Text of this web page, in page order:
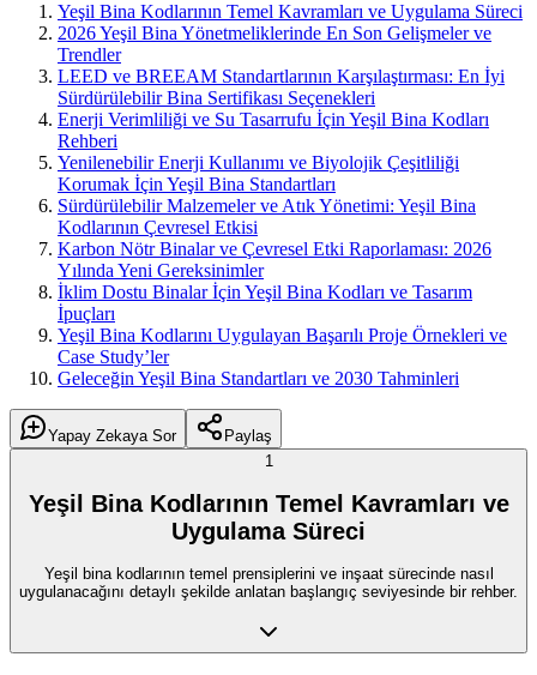
Yeşil Bina Kodlarının Temel Kavramları ve Uygulama Süreci
2026 Yeşil Bina Yönetmeliklerinde En Son Gelişmeler ve
Trendler
LEED ve BREEAM Standartlarının Karşılaştırması: En İyi
Sürdürülebilir Bina Sertifikası Seçenekleri
Enerji Verimliliği ve Su Tasarrufu İçin Yeşil Bina Kodları
Rehberi
Yenilenebilir Enerji Kullanımı ve Biyolojik Çeşitliliği
Korumak İçin Yeşil Bina Standartları
Sürdürülebilir Malzemeler ve Atık Yönetimi: Yeşil Bina
Kodlarının Çevresel Etkisi
Karbon Nötr Binalar ve Çevresel Etki Raporlaması: 2026
Yılında Yeni Gereksinimler
İklim Dostu Binalar İçin Yeşil Bina Kodları ve Tasarım
İpuçları
Yeşil Bina Kodlarını Uygulayan Başarılı Proje Örnekleri ve
Case Study’ler
Geleceğin Yeşil Bina Standartları ve 2030 Tahminleri
Yapay Zekaya Sor
Paylaş
1
Yeşil Bina Kodlarının Temel Kavramları ve
Uygulama Süreci
Yeşil bina kodlarının temel prensiplerini ve inşaat sürecinde nasıl
uygulanacağını detaylı şekilde anlatan başlangıç seviyesinde bir rehber.